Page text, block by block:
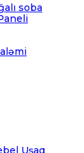
soba
Uşaq